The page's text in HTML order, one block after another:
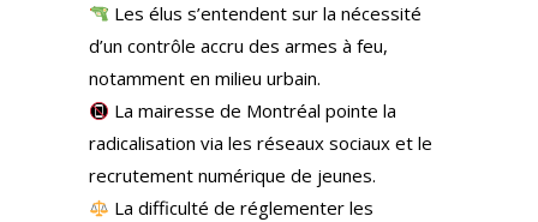
Les élus s’entendent sur la nécessité
d’un contrôle accru des armes à feu,
notamment en milieu urbain.
La mairesse de Montréal pointe la
radicalisation via les réseaux sociaux et le
recrutement numérique de jeunes.
La difficulté de réglementer les